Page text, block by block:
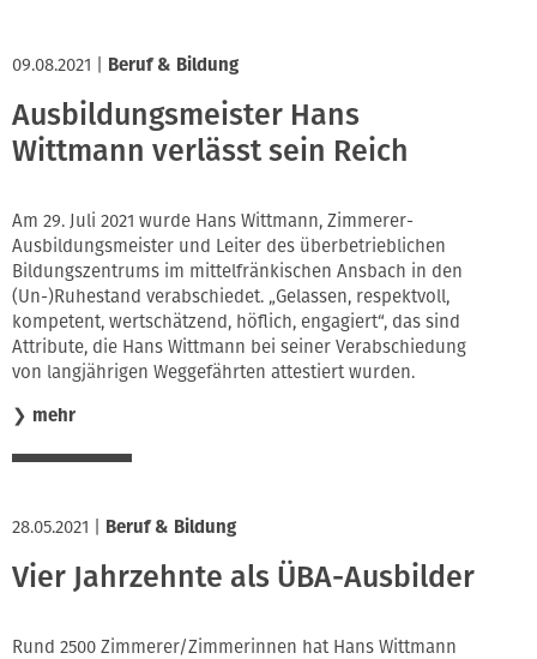
09.08.2021 Beruf & Bildung
Ausbildungsmeister Hans
Wittmann verlässt sein Reich
Am 29. Juli 2021 wurde Hans Wittmann, Zimmerer-
Ausbildungsmeister und Leiter des überbetrieblichen
Bildungszentrums im mittelfränkischen Ansbach in den
(Un-)Ruhestand verabschiedet. „Gelassen, respektvoll,
kompetent, wertschätzend, höflich, engagiert“, das sind
Attribute, die Hans Wittmann bei seiner Verabschiedung
von langjährigen Weggefährten attestiert wurden.
❯ mehr
28.05.2021 Beruf & Bildung
Vier Jahrzehnte als ÜBA-Ausbilder
Rund 2500 Zimmerer/Zimmerinnen hat Hans Wittmann